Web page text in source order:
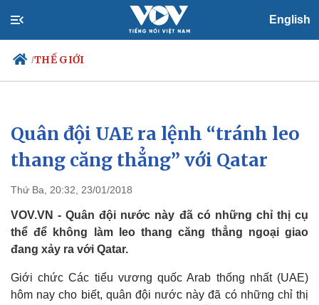
English
/THẾ GIỚI
Chính trị
Đảng
Tổ chức nhân sự
Nhận diện sự thật
Xã hội
Tin 24h
Dự báo thời tiết
Việc làm
Biển đảo
Quân đội UAE ra lệnh “tránh leo
thang căng thẳng” với Qatar
Thứ Ba, 20:32, 23/01/2018
VOV.VN - Quân đội nước này đã có những chỉ thị cụ
thể để không làm leo thang căng thẳng ngoại giao
đang xảy ra với Qatar.
Giới chức Các tiểu vương quốc Arab thống nhất (UAE)
hôm nay cho biết, quân đội nước này đã có những chỉ thị